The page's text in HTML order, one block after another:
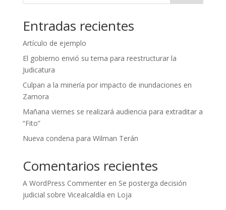
Entradas recientes
Artículo de ejemplo
El gobierno envió su terna para reestructurar la
Judicatura
Culpan a la minería por impacto de inundaciones en
Zamora
Mañana viernes se realizará audiencia para extraditar a
“Fito”
Nueva condena para Wilman Terán
Comentarios recientes
A WordPress Commenteren Se posterga decisión
judicial sobre Vicealcaldía en Loja